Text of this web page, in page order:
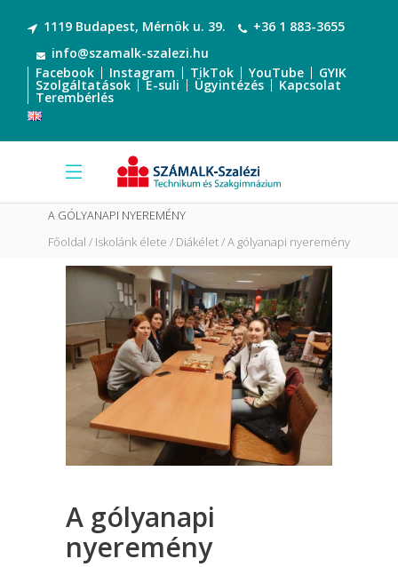
1119 Budapest, Mérnök u. 39.
+36 1 883-3655
info@szamalk-szalezi.hu
Facebook
Instagram TikTok YouTube GYIK
Szolgáltatások E-suli Ügyintézés Kapcsolat
Terembérlés
A GÓLYANAPI NYEREMÉNY
Főoldal Iskolánk élete Diákélet A gólyanapi nyeremény
A gólyanapi
nyeremény